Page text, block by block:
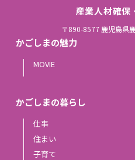
産業人材確保
〒890-8577 鹿児島県
かごしまの魅力
MOVIE
かごしまの暮らし
仕事
住まい
子育て